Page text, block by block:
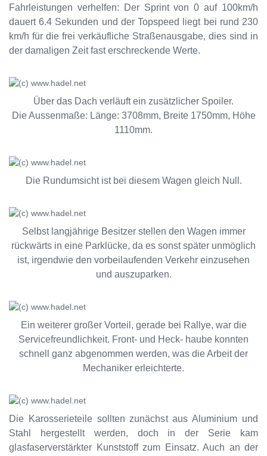
Fahrleistungen verhelfen: Der Sprint von 0 auf 100km/h
dauert 6.4 Sekunden und der Topspeed liegt bei rund 230
km/h für die frei verkäufliche Straßenausgabe, dies sind in
der damaligen Zeit fast erschreckende Werte.
Über das Dach verläuft ein zusätzlicher Spoiler.
Die Aussenmaße: Länge: 3708mm, Breite 1750mm, Höhe
1110mm.
Die Rundumsicht ist bei diesem Wagen gleich Null.
Selbst langjährige Besitzer stellen den Wagen immer
rückwärts in eine Parklücke, da es sonst später unmöglich
ist, irgendwie den vorbeilaufenden Verkehr einzusehen
und auszuparken.
Ein weiterer großer Vorteil, gerade bei Rallye, war die
Servicefreundlichkeit. Front- und Heck- haube konnten
schnell ganz abgenommen werden, was die Arbeit der
Mechaniker erleichterte.
Die Karosserieteile sollten zunächst aus Aluminium und
Stahl hergestellt werden, doch in der Serie kam
glasfaserverstärkter Kunststoff zum Einsatz. Auch an der